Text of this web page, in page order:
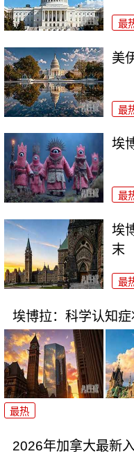
最
美
最
埃
最
埃
末
最
埃博拉：科学认知
最热
2026年加拿大最新